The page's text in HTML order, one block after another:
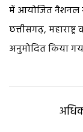
में आयोजित नैशनल
छत्तीसगढ़,
अनुमोदित किया